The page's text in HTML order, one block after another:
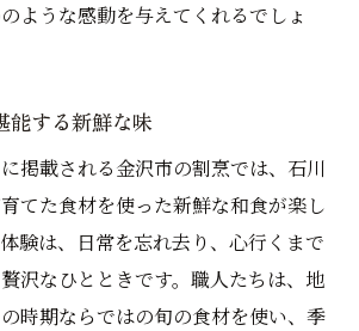
ような感動を与えてくれるでしょ
能する新鮮な味
掲載される金沢市の割烹では、石川
てた食材を使った新鮮な和食が楽し
験は、日常を忘れ去り、心行くまで
沢なひとときです。職人たちは、地
時期ならではの旬の食材を使い、季